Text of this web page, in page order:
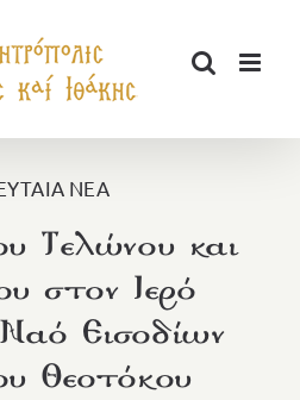
ΝΕΑ
Τελώνου και
στον Ιερό
Εισοδίων
Θεοτόκου